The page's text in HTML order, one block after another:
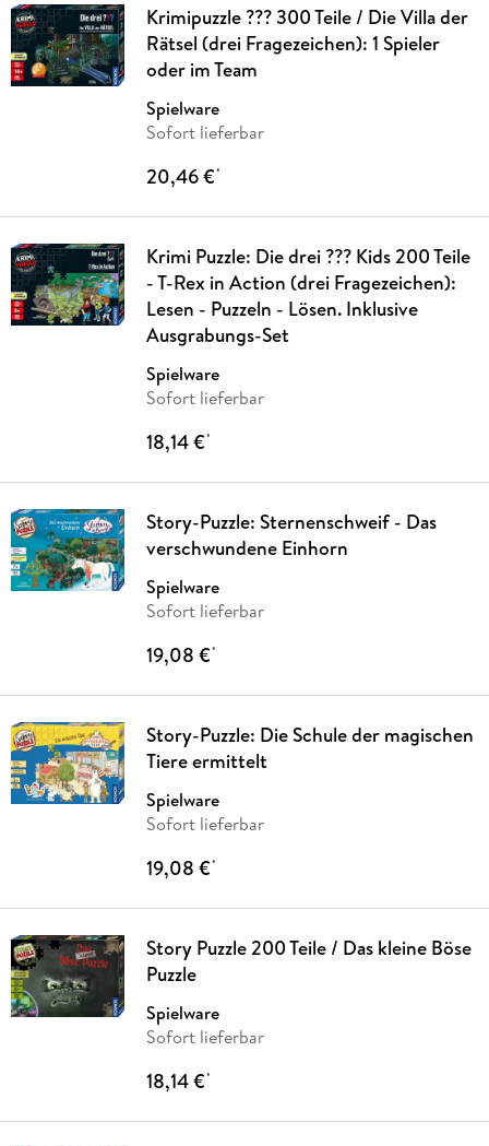
Krimipuzzle ??? 300 Teile / Die Villa der
Rätsel (drei Fragezeichen): 1 Spieler
oder im Team
Spielware
Sofort lieferbar
20,46 €*
Krimi Puzzle: Die drei ??? Kids 200 Teile
- T-Rex in Action (drei Fragezeichen):
Lesen - Puzzeln - Lösen. Inklusive
Ausgrabungs-Set
Spielware
Sofort lieferbar
18,14 €*
Story-Puzzle: Sternenschweif - Das
verschwundene Einhorn
Spielware
Sofort lieferbar
19,08 €*
Story-Puzzle: Die Schule der magischen
Tiere ermittelt
Spielware
Sofort lieferbar
19,08 €*
Story Puzzle 200 Teile / Das kleine Böse
Puzzle
Spielware
Sofort lieferbar
18,14 €*